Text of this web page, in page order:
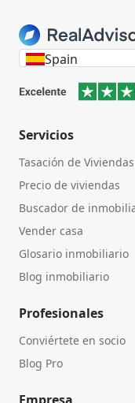
Spain
Servicios
Tasación de Viviendas
Precio de viviendas
Buscador de
Vender casa
Glosario inmobiliario
Blog inmobiliario
Profesionales
Conviértete en socio
Blog Pro
Empresa